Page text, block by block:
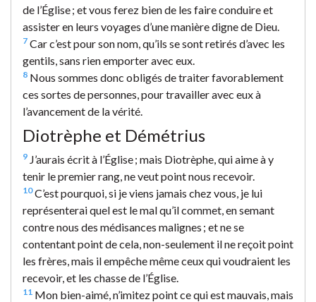
de l’Église ; et vous ferez bien de les faire conduire et
assister en leurs voyages d’une manière digne de Dieu.
7 Car c’est pour son nom, qu’ils se sont retirés d’avec les
gentils, sans rien emporter avec eux.
8 Nous sommes donc obligés de traiter favorablement
ces sortes de personnes, pour travailler avec eux à
l’avancement de la vérité.
Diotrèphe et Démétrius
9 J’aurais écrit à l’Église ; mais Diotrèphe, qui aime à y
tenir le premier rang, ne veut point nous recevoir.
10C’est pourquoi, si je viens jamais chez vous, je lui
représenterai quel est le mal qu’il commet, en semant
contre nous des médisances malignes ; et ne se
contentant point de cela, non-seulement il ne reçoit point
les frères, mais il empêche même ceux qui voudraient les
recevoir, et les chasse de l’Église.
11 Mon bien-aimé, n’imitez point ce qui est mauvais, mais